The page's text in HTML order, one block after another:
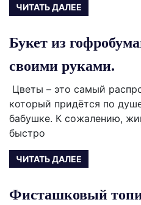
ЧИТАТЬ ДАЛЕЕ
Букет из
своими руками.
Цветы – это самый
который придётся по
бабушке. К сожалению,
быстро
ЧИТАТЬ ДАЛЕЕ
Фисташковый